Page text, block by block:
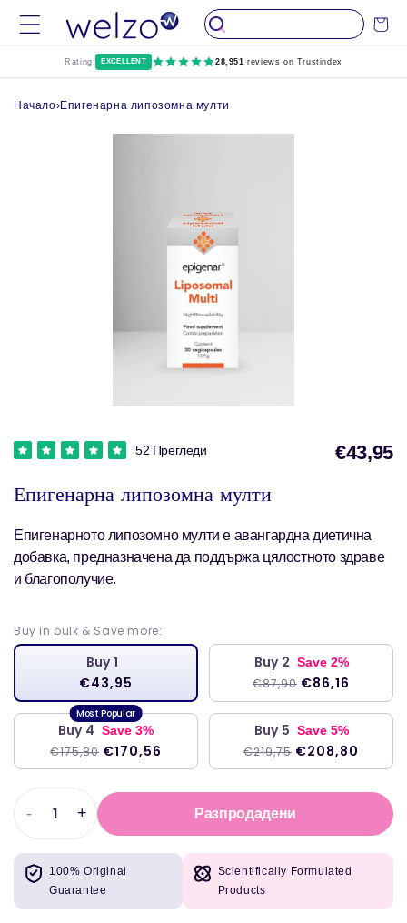
Пропуснете до
съдържание
Количка
Rating: EXCELLENT 28,951 reviews on Trustindex
Начало›Епигенарна липозомна мулти
Епигенарна липозомна мулти
52 Прегледи €43,95
Епигенарното липозомно мулти е авангардна диетична
добавка, предназначена да поддържа цялостното здраве
и благополучие.
Buy in bulk & Save more:
Buy 1
€43,95
Buy 2 Save 2%
€87,90 €86,16
Buy 4 Save 3%
€175,80 €170,56
Buy 5 Save 5%
€219,75 €208,80
Намаляване
на
количеството
за
Епигенарна
-
Увеличете
количеството
Епигенарна
липозомна
+ Разпродадени
100% Original
Guarantee
Scientifically Formulated
Products